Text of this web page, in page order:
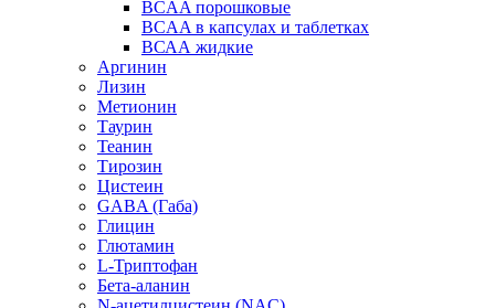
BCAA порошковые
BCAA в капсулах и таблетках
ВСАА жидкие
Аргинин
Лизин
Метионин
Таурин
Теанин
Тирозин
Цистеин
GABA (Габа)
Глицин
Глютамин
L-Триптофан
Бета-аланин